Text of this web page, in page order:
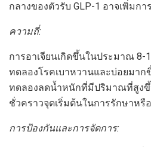
กลางของตัวรับ GLP-1 อาจเพิ่มก
ความถี่:
การอาเจียนเกิดขึ้นในประมาณ 8-
ทดลองโรคเบาหวานและบ่อยมาก
ทดลองลดน้ำหนักที่มีปริมาณที่สูงขึ้
ชั่วคราวจุดเริ่มต้นในการรักษาห
การป้องกันและการจัดการ: